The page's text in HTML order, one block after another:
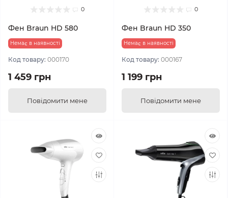
0
Фен Braun HD 580
Немає в наявності
Код товару: 000170
1 459 грн
Повідомити мене
0
Фен Braun HD 350
Немає в наявності
Код товару: 000167
1 199 грн
Повідомити мене